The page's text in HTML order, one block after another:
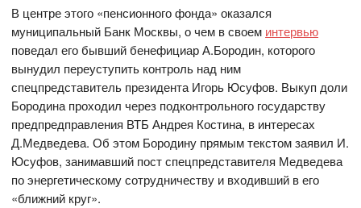
В центре этого «пенсионного фонда» оказался
муниципальный Банк Москвы, о чем в своем интервью
поведал его бывший бенефициар А.Бородин, которого
вынудил переуступить контроль над ним
спецпредставитель президента Игорь Юсуфов. Выкуп доли
Бородина проходил через подконтрольного государству
предпредправления ВТБ Андрея Костина, в интересах
Д.Медведева. Об этом Бородину прямым текстом заявил И.
Юсуфов, занимавший пост спецпредставителя Медведева
по энергетическому сотрудничеству и входивший в его
«ближний круг».